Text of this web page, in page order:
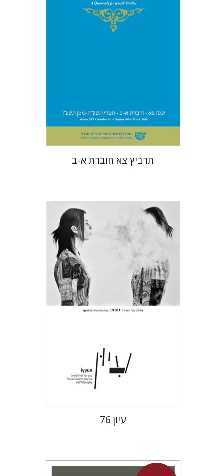
$63
$57
תרביץ צא חוברת א-ב
חגי כנען
הנחת אתר ספר מודפס
$35
$32
עיון 76